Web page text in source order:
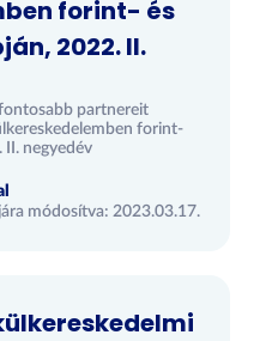
forint- és
2022. II.
partnereit
forint-
II. negyedév
módosítva: 2023.03.17.